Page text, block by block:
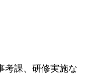
考課、研修実施な